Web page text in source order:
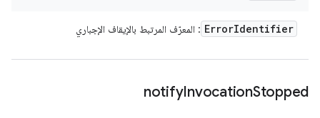
ErrorIdentifier : المعرّف المرتبط بالإيقاف الإجباري
notifyInvocationStopped